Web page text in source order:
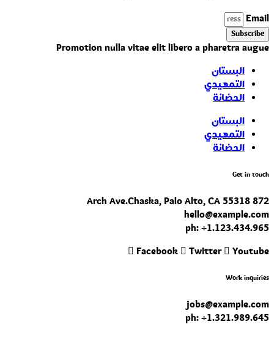
Email
Subscribe
Promotion nulla vitae elit libero a pharetra augue
البستان
التمهيدي
الحضانة
البستان
التمهيدي
الحضانة
Get in touch
872 Arch Ave. Chaska, Palo Alto, CA 55318
hello@example.com
ph: +1.123.434.965
Facebook
Twitter Youtube
Work inquiries
jobs@example.com
ph: +1.321.989.645